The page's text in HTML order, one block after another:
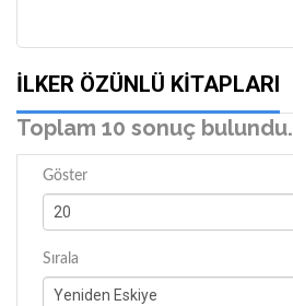
İLKER ÖZÜNLÜ KITAPLARI
Toplam 10 sonuç bulundu.
Göster
Sırala